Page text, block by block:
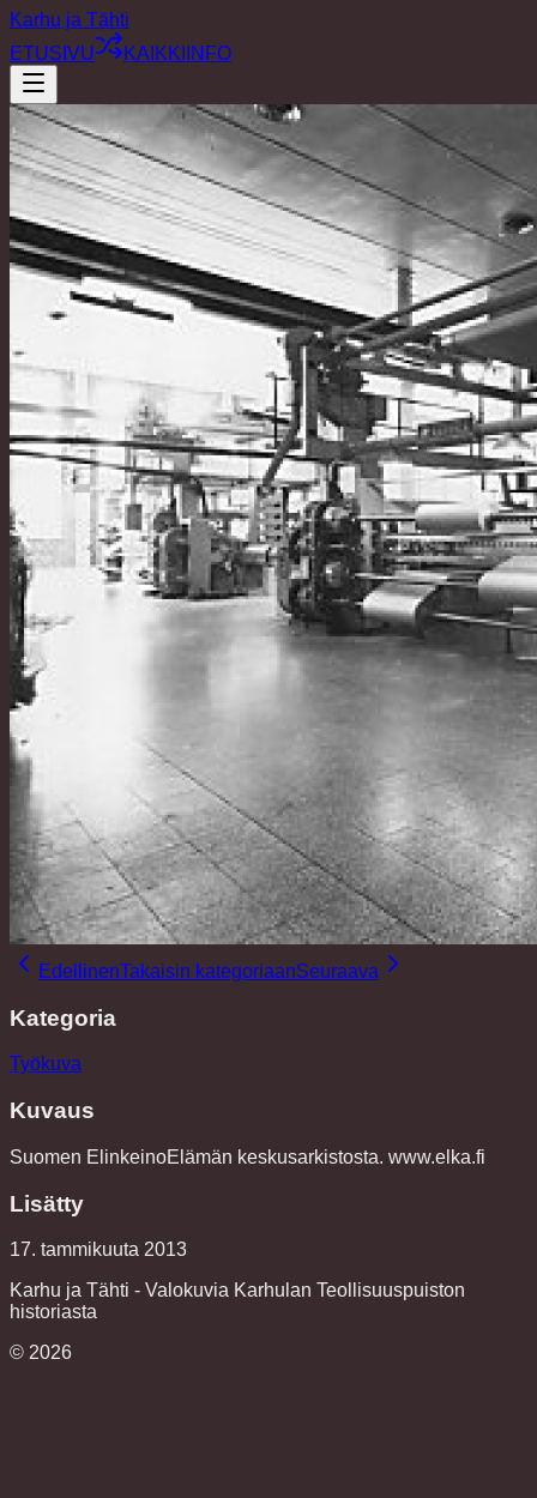
Karhu ja Tähti
ETUSIVU
KAIKKI INFO
EdellinenTakaisin kategoriaanSeuraava
Kategoria
Työkuva
Kuvaus
Suomen ElinkeinoElämän keskusarkistosta. www.elka.fi
Lisätty
17. tammikuuta 2013
Karhu ja Tähti - Valokuvia Karhulan Teollisuuspuiston
historiasta
© 2026